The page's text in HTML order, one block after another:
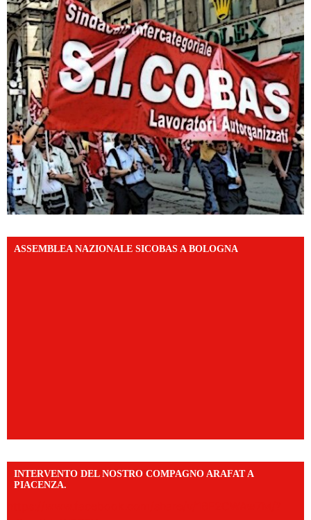
ASSEMBLEA NAZIONALE SICOBAS A BOLOGNA
INTERVENTO DEL NOSTRO COMPAGNO ARAFAT A
PIACENZA.